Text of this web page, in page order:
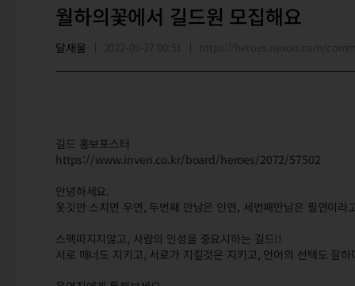
월하의꽃에서 길드원 모집해요
달새울
길드 홍보포스터
https://www.inven.co.kr/board/heroes/2072/57502
안녕하세요.
옷깃만 스치면 우연, 두번째 만남은 인연, 세번째만남은 필연이라
스펙따지지않고, 사람의 인성을 중요시하는 길드!!
서로 매너도 지키고, 서로가 지킬것은 지키고, 언어의 선택도 잘